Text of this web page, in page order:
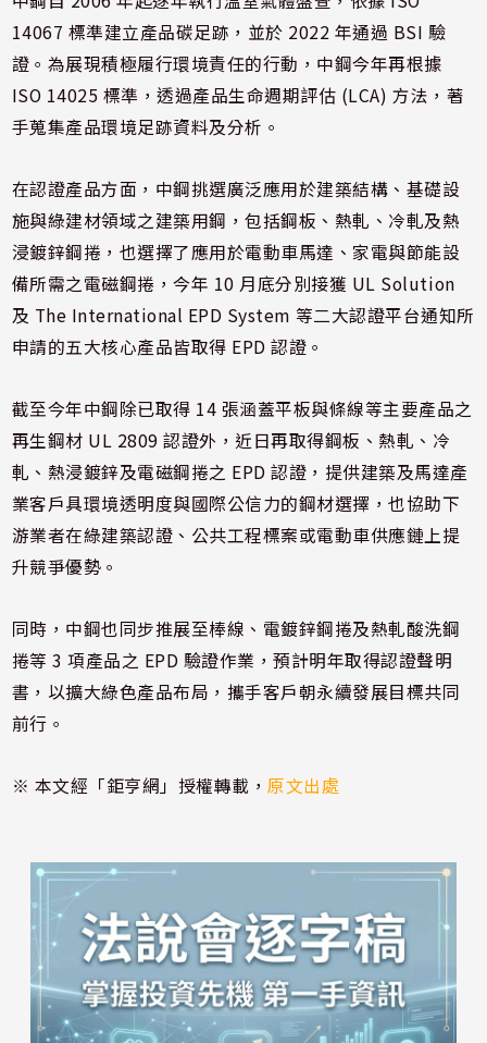
14067 標準建立產品碳足跡，並於 2022 年通過 BSI 驗
證。為展現積極履行環境責任的行動，中鋼今年再根據
ISO 14025 標準，透過產品生命週期評估 (LCA) 方法，著
手蒐集產品環境足跡資料及分析。
在認證產品方面，中鋼挑選廣泛應用於建築結構、基礎設
施與綠建材領域之建築用鋼，包括鋼板、熱軋、冷軋及熱
浸鍍鋅鋼捲，也選擇了應用於電動車馬達、家電與節能設
備所需之電磁鋼捲，今年 10 月底分別接獲 UL Solution
及 The International EPD System 等二大認證平台通知所
申請的五大核心產品皆取得 EPD 認證。
截至今年中鋼除已取得 14 張涵蓋平板與條線等主要產品之
再生鋼材 UL 2809 認證外，近日再取得鋼板、熱軋、冷
軋、熱浸鍍鋅及電磁鋼捲之 EPD 認證，提供建築及馬達產
業客戶具環境透明度與國際公信力的鋼材選擇，也協助下
游業者在綠建築認證、公共工程標案或電動車供應鏈上提
升競爭優勢。
同時，中鋼也同步推展至棒線、電鍍鋅鋼捲及熱軋酸洗鋼
捲等 3 項產品之 EPD 驗證作業，預計明年取得認證聲明
書，以擴大綠色產品布局，攜手客戶朝永續發展目標共同
前行。
※ 本文經「鉅亨網」授權轉載，原文出處